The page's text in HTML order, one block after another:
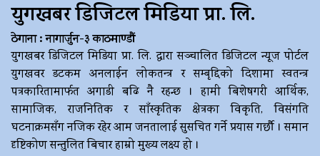
युगखबर डिजिटल मिडिया प्रा. लि.
ठेगाना : नागार्जुन-३ काठमाण्डौं
युगखबर डिजिटल मिडिया प्रा. लि. द्धारा सञ्चालित डिजिटल न्यूज पोर्टल
युगखवर डटकम अनलाईन लोकतन्त्र र सम्बृद्दिको दिशामा स्वतन्त्र
पत्रकारितामार्फत अगाडी बढि नै रहन्छ । हामी बिशेषगरी आर्थिक,
सामाजिक, राजनितिक र साँस्कृतिक क्षेत्रका विकृति, विसंगति
घटनाक्रमसँग नजिक रहेर आम जनतालाई सुसचित गर्ने प्रयास गर्छौ । समान
दृष्टिकोण सन्तुलित बिचार हाम्रो मुख्य लक्ष्य हो ।